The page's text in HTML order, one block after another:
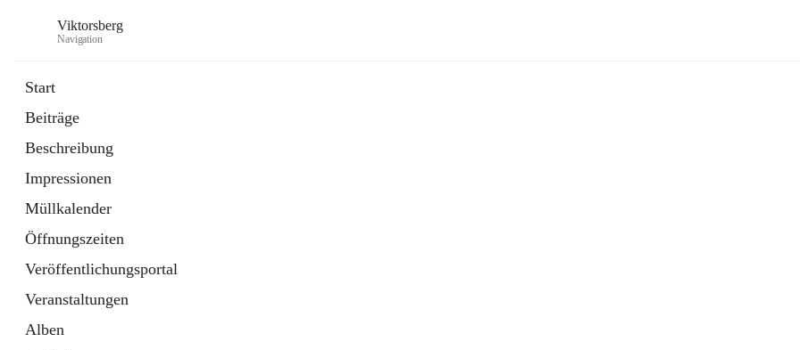
Viktorsberg
Navigation
Start
Beiträge
Beschreibung
Impressionen
Müllkalender
Öffnungszeiten
Veröffentlichungsportal
Veranstaltungen
Alben